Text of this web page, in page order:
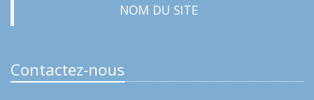
NOM DU SITE
Contactez-nous